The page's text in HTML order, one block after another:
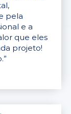
pela
e a
que eles
projeto!